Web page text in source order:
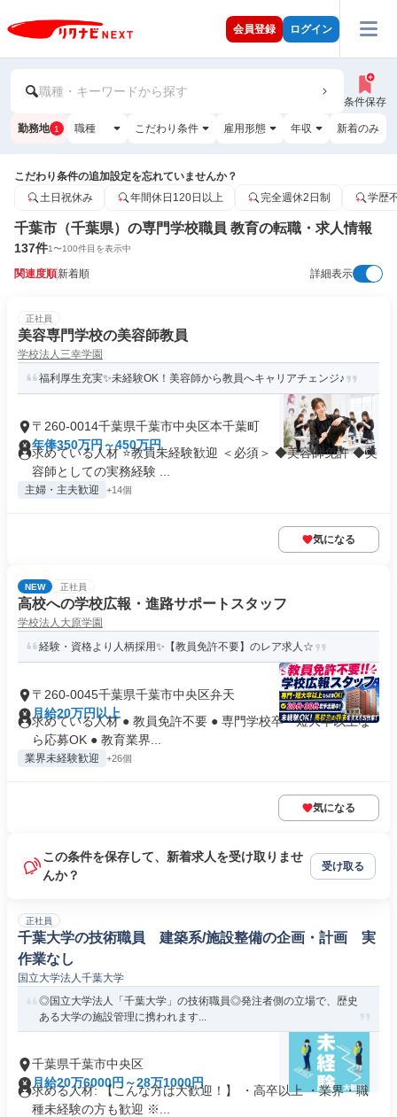
会員登録 ログイン
職種・キーワードから探す
条件保存
勤務地 1 職種 こだわり条件 雇用形態 年収 新着のみ
こだわり条件の追加設定を忘れていませんか？
土日祝休み
年間休日120日以上 完全週休2日制 学歴
千葉市（千葉県）の専門学校職員 教育の転職・求人情報
137件1〜100件目を表示中
関連度順新着順 詳細表示
正社員
美容専門学校の美容師教員
学校法人三幸学園
福利厚生充実✨未経験OK！美容師から教員へキャリアチェンジ♪
〒260-0014千葉県千葉市中央区本千葉町
年俸350万円～450万円
求めている人材 ⭐教員未経験歓迎 ＜必須＞ ◆美容師免許 ◆美
容師としての実務経験 ...
主婦・主夫歓迎 +14個
気になる
NEW 正社員
高校への学校広報・進路サポートスタッフ
学校法人大原学園
経験・資格より人柄採用✨【教員免許不要】のレア求人☆
〒260-0045千葉県千葉市中央区弁天
月給20万円以上
求めている人材 ● 教員免許不要 ● 専門学校卒・短大卒以上な
ら応募OK ● 教育業界...
業界未経験歓迎 +26個
気になる
この条件を保存して、新着求人を受け取りませ
んか？
受け取る
正社員
千葉大学の技術職員 建築系/施設整備の企画・計画 実
作業なし
国立大学法人千葉大学
◎国立大学法人「千葉大学」の技術職員◎発注者側の立場で、歴史
ある大学の施設管理に携われます...
千葉県千葉市中央区
月給20万6000円～28万1000円
求める人材: 【こんな方は大歓迎！】 ・高卒以上 ・業界・職
種未経験の方も歓迎 ※...